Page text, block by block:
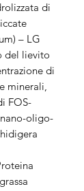
di
– LG
del lievito
di
minerali,
FOS-
oligo-